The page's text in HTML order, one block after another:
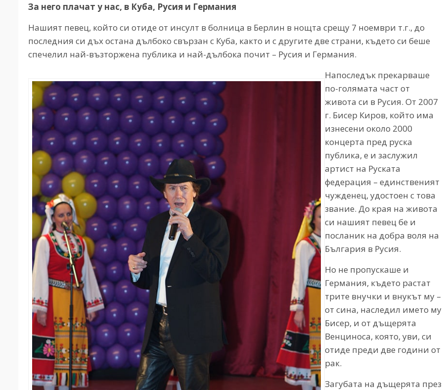
За него плачат у нас, в Куба, Русия и Германия
Нашият певец, който си отиде от инсулт в болница в Берлин в нощта срещу 7 ноември т.г., до
последния си дъх остана дълбоко свързан с Куба, както и с другите две страни, където си беше
спечелил най-възторжена публика и най-дълбока почит – Русия и Германия.
Напоследък прекарваше
по-голямата част от
живота си в Русия. От 2007
г. Бисер Киров, който има
изнесени около 2000
концерта пред руска
публика, е и заслужил
артист на Руската
федерация – единственият
чужденец, удостоен с това
звание. До края на живота
си нашият певец бе и
посланик на добра воля на
България в Русия.
Но не пропускаше и
Германия, където растат
трите внучки и внукът му –
от сина, наследил името му
Бисер, и от дъщерята
Венциноса, която, уви, си
отиде преди две години от
рак.
Загубата на дъщерята през